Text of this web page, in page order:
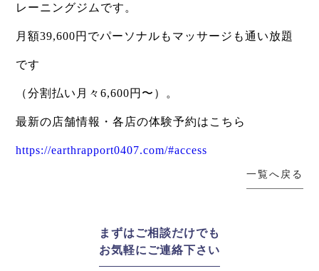
レーニングジムです。
月額39,600円でパーソナルもマッサージも通い放題
です
（分割払い月々6,600円〜）。
最新の店舗情報・各店の体験予約はこちら
https://earthrapport0407.com/#access
一覧へ戻る
まずはご相談だけでも
お気軽にご連絡下さい